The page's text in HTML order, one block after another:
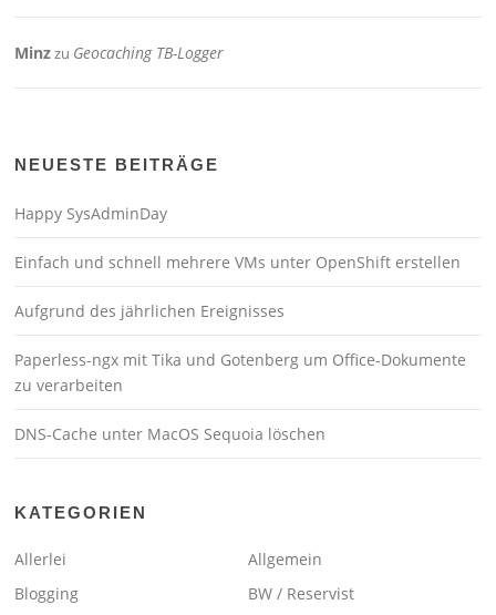
Minzzu Geocaching TB-Logger
NEUESTE BEITRÄGE
Happy SysAdminDay
Einfach und schnell mehrere VMs unter OpenShift erstellen
Aufgrund des jährlichen Ereignisses
Paperless-ngx mit Tika und Gotenberg um Office-Dokumente
zu verarbeiten
DNS-Cache unter MacOS Sequoia löschen
KATEGORIEN
Allerlei
Allgemein
Blogging
BW / Reservist